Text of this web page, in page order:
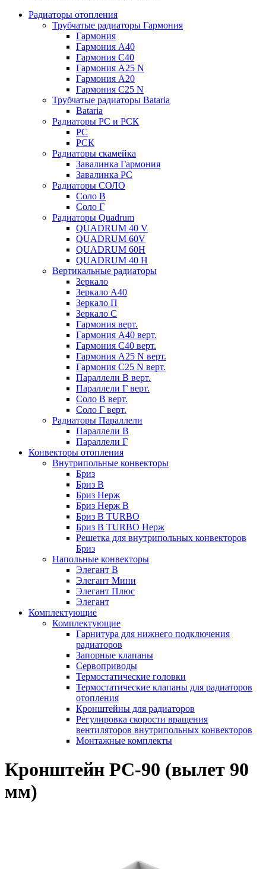
Радиаторы отопления
Трубчатые радиаторы Гармония
Гармония
Гармония А40
Гармония С40
Гармония А25 N
Гармония А20
Гармония С25 N
Трубчатые радиаторы Bataria
Bataria
Радиаторы РС и РСК
РС
РСК
Радиаторы скамейка
Завалинка Гармония
Завалинка РС
Радиаторы СОЛО
Соло В
Соло Г
Радиаторы Quadrum
QUADRUM 40 V
QUADRUM 60V
QUADRUM 60H
QUADRUM 40 H
Вертикальные радиаторы
Зеркало
Зеркало А40
Зеркало П
Зеркало С
Гармония верт.
Гармония А40 верт.
Гармония С40 верт.
Гармония А25 N верт.
Гармония С25 N верт.
Параллели В верт.
Параллели Г верт.
Соло В верт.
Соло Г верт.
Радиаторы Параллели
Параллели В
Параллели Г
Конвекторы отопления
Внутрипольные конвекторы
Бриз
Бриз В
Бриз Нерж
Бриз Нерж В
Бриз В TURBO
Бриз В TURBO Нерж
Решетка для внутрипольных конвекторов
Бриз
Напольные конвекторы
Элегант В
Элегант Мини
Элегант Плюс
Элегант
Комплектующие
Комплектующие
Гарнитура для нижнего подключения
радиаторов
Запорные клапаны
Сервоприводы
Термостатические головки
Термостатические клапаны для радиаторов
отопления
Кронштейны для радиаторов
Регулировка скорости вращения
вентиляторов внутрипольных конвекторов
Монтажные комплекты
Кронштейн РС-90 (вылет 90
мм)